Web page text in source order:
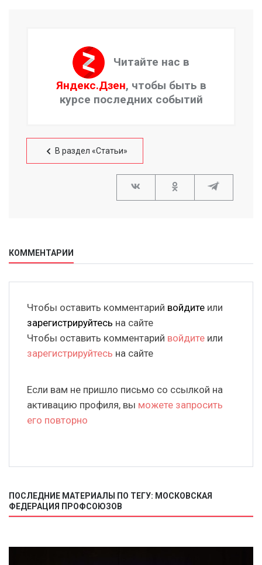
Читайте нас в
Яндекс.Дзен, чтобы быть в
курсе последних событий
В раздел «Статьи»
КОММЕНТАРИИ
Чтобы оставить комментарий войдите или
зарегистрируйтесь на сайте
Чтобы оставить комментарий войдите или
зарегистрируйтесь на сайте
Если вам не пришло письмо со ссылкой на
активацию профиля, вы можете запросить
его повторно
ПОСЛЕДНИЕ МАТЕРИАЛЫ ПО ТЕГУ: МОСКОВСКАЯ
ФЕДЕРАЦИЯ ПРОФСОЮЗОВ